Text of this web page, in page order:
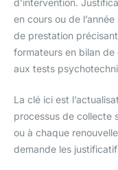
d’intervention.
en cours ou de
de prestation
formateurs en bilan
aux tests
La clé ici est
processus de collecte
ou à chaque
demande les